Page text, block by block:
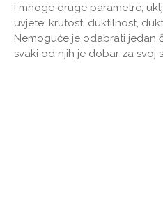
i mnoge druge parametre,
uvjete: krutost, duktilnost,
Nemoguće je odabrati jedan
svaki od njih je dobar za svoj